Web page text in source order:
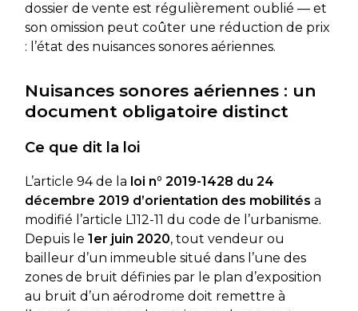
dossier de vente est régulièrement oublié — et
son omission peut coûter une réduction de prix
: l’état des nuisances sonores aériennes.
Nuisances sonores aériennes : un
document obligatoire distinct
Ce que dit la loi
L’article 94 de la loi n° 2019-1428 du 24
décembre 2019 d’orientation des mobilités a
modifié l’article L112-11 du code de l’urbanisme.
Depuis le 1er juin 2020, tout vendeur ou
bailleur d’un immeuble situé dans l’une des
zones de bruit définies par le plan d’exposition
au bruit d’un aérodrome doit remettre à